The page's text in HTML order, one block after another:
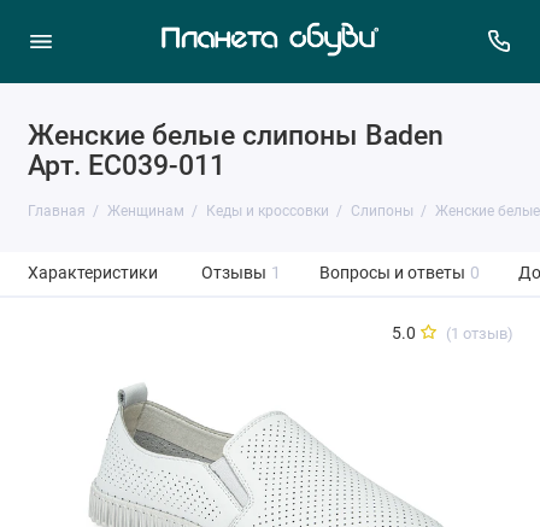
Женские белые слипоны Baden
Арт. EC039-011
Главная Женщинам Кеды и кроссовки Слипоны Женские
Характеристики Отзывы 1 Вопросы и ответы 0
5.0 (1 отзыв)